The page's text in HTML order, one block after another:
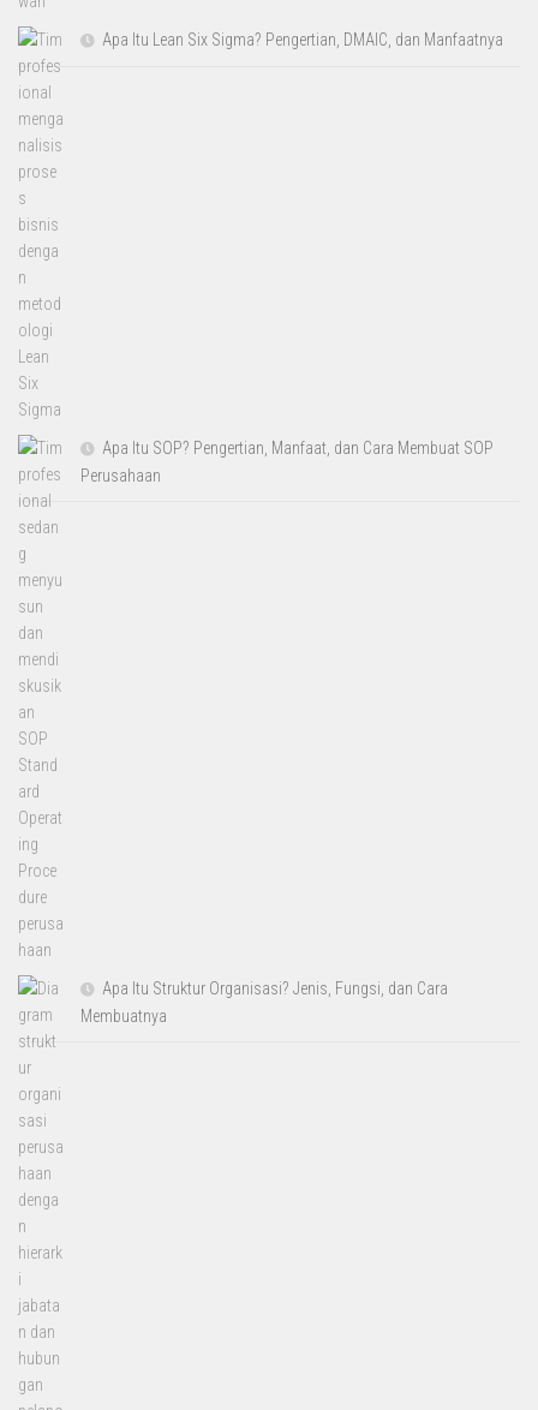
Apa Itu Lean Six Sigma? Pengertian, DMAIC, dan Manfaatnya
Apa Itu SOP? Pengertian, Manfaat, dan Cara Membuat SOP
Perusahaan
Apa Itu Struktur Organisasi? Jenis, Fungsi, dan Cara
Membuatnya